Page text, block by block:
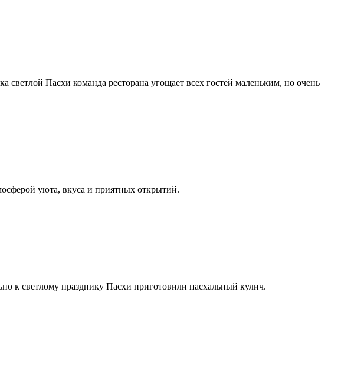
Пасхи команда ресторана угощает всех гостей маленьким, но очень
уюта, вкуса и приятных открытий.
к светлому празднику Пасхи приготовили пасхальный кулич.